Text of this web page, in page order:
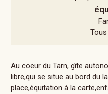
Au coeur du Tarn, gîte
libre,qui se situe au bord du
place,équitation à la